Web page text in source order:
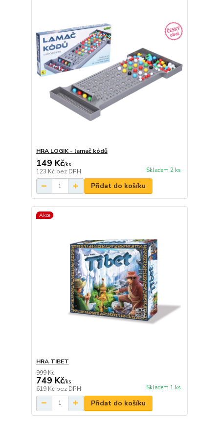
HRA LOGIK - lamač kódů
149 Kč/ks
123 Kč bez DPH Skladem 2 ks
Přidat do košíku
Akce
HRA TIBET
999 Kč
749 Kč/ks
619 Kč bez DPH Skladem 1 ks
Přidat do košíku